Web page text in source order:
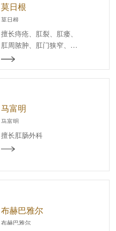
莫日根
莫日根
擅长痔疮、肛裂、肛瘘、
肛周脓肿、肛门狭窄、坏
死性肌膜炎、肛周湿疹、
直肠脱垂及肛门失禁等肛
周疾病的微创手术治疗及
病、便秘、炎性肠病等。
马富明
马富明
擅长肛肠外科
布赫巴雅尔
布赫巴雅尔